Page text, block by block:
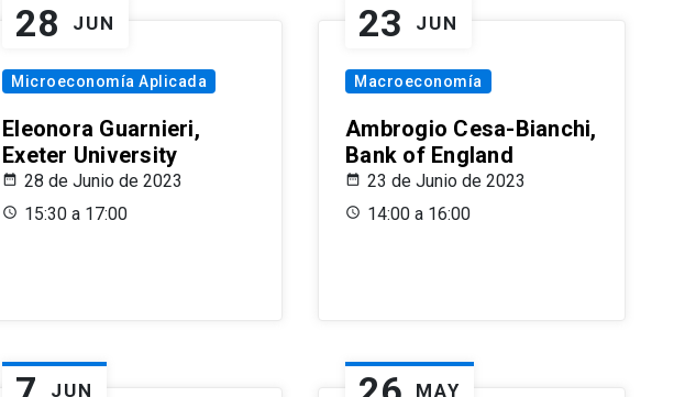
28 JUN
Microeconomía Aplicada
Eleonora Guarnieri,
Exeter University
28 de Junio de 2023
15:30 a 17:00
23 JUN
Macroeconomía
Ambrogio Cesa-Bianchi,
Bank of England
23 de Junio de 2023
14:00 a 16:00
JUN MAY